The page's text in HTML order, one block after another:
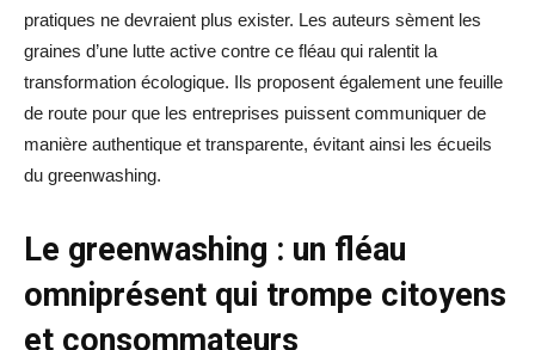
pratiques ne devraient plus exister. Les auteurs sèment les
graines d’une lutte active contre ce fléau qui ralentit la
transformation écologique. Ils proposent également une feuille
de route pour que les entreprises puissent communiquer de
manière authentique et transparente, évitant ainsi les écueils
du greenwashing.
Le greenwashing : un fléau
omniprésent qui trompe citoyens
et consommateurs